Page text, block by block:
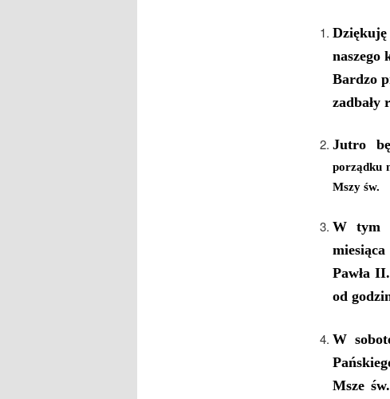
naszego
Bardzo p
zadbały
Jutro
porządku
Mszy św.
W tym
Pawła II.
od
W
Msze